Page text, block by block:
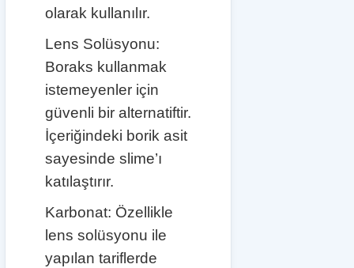
olarak kullanılır.
Lens Solüsyonu:
Boraks kullanmak
istemeyenler için
güvenli bir alternatiftir.
İçeriğindeki borik asit
sayesinde slime’ı
katılaştırır.
Karbonat: Özellikle
lens solüsyonu ile
yapılan tariflerde